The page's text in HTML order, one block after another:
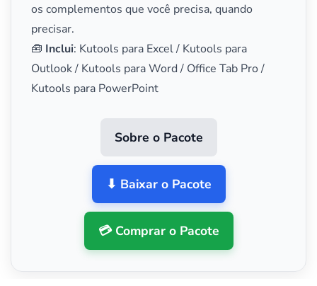
os complementos que você precisa, quando
precisar.
🧰 Inclui: Kutools para Excel / Kutools para
Outlook / Kutools para Word / Office Tab Pro /
Kutools para PowerPoint
Sobre o Pacote
⬇ Baixar o Pacote
💳 Comprar o Pacote